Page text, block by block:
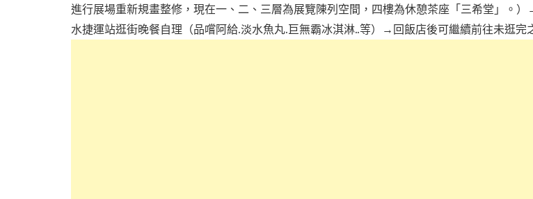
進行展場重新規畫整修，現在一、二、三層為展覽陳列空間，四樓為休憩茶座「三希堂」。
水捷運站逛街晚餐自理（品嚐阿給.淡水魚丸.巨無霸冰淇淋..等）→回飯店後可繼續前往未逛完